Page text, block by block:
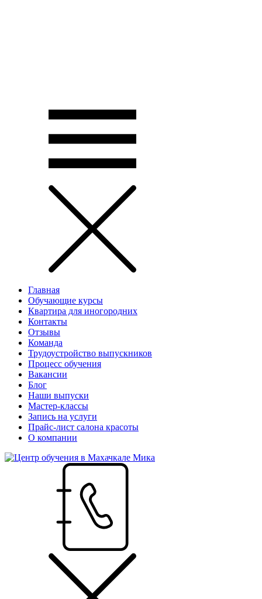
Главная
Обучающие курсы
Квартира для иногородних
Контакты
Отзывы
Команда
Трудоустройство выпускников
Процесс обучения
Вакансии
Блог
Наши выпуски
Мастер-классы
Запись на услуги
Прайс-лист салона красоты
О компании